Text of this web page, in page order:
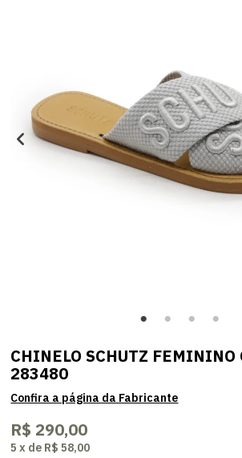
CHINELO SCHUTZ FEMININO
283480
R$ 290,00
5 x de R$ 58,00